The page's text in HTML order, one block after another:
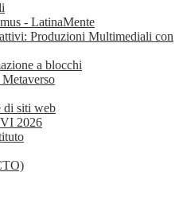
- LatinaMente
Produzioni Multimediali con
a blocchi
di siti web
2026